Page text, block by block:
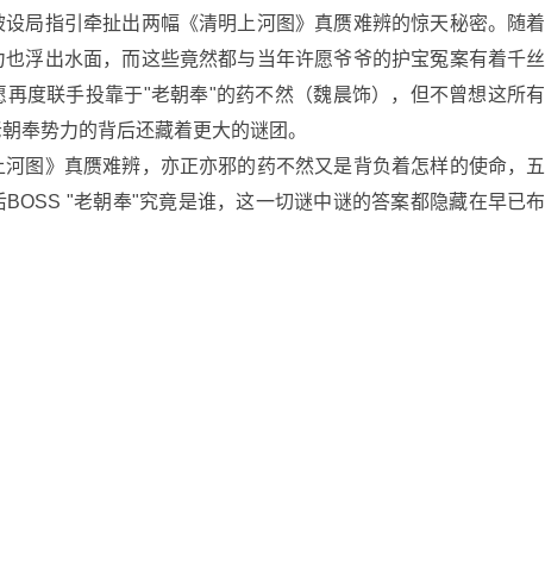
局指引牵扯出两幅《清明上河图》真赝难辨的惊天秘密。随着
浮出水面，而这些竟然都与当年许愿爷爷的护宝冤案有着千丝
度联手投靠于"老朝奉"的药不然（魏晨饰），但不曾想这所有
奉势力的背后还藏着更大的谜团。
》真赝难辨，亦正亦邪的药不然又是背负着怎样的使命，五
"老朝奉"究竟是谁，这一切谜中谜的答案都隐藏在早已布